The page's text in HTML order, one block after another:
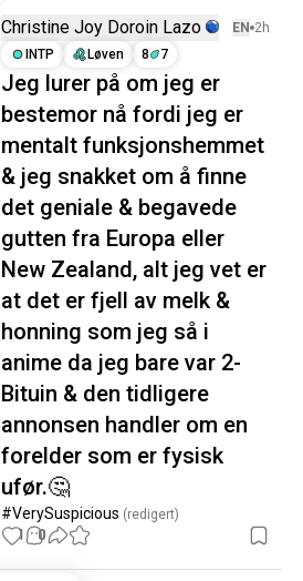
Christine Joy Doroin Lazo EN 2h
INTP
Løven 8 7
Jeg lurer på om jeg er
bestemor nå fordi jeg er
mentalt funksjonshemmet
& jeg snakket om å finne
det geniale & begavede
gutten fra Europa eller
New Zealand, alt jeg vet er
at det er fjell av melk &
honning som jeg så i
anime da jeg bare var 2-
Bituin & den tidligere
annonsen handler om en
forelder som er fysisk
ufør.🤔
#VerySuspicious (redigert)
1 0